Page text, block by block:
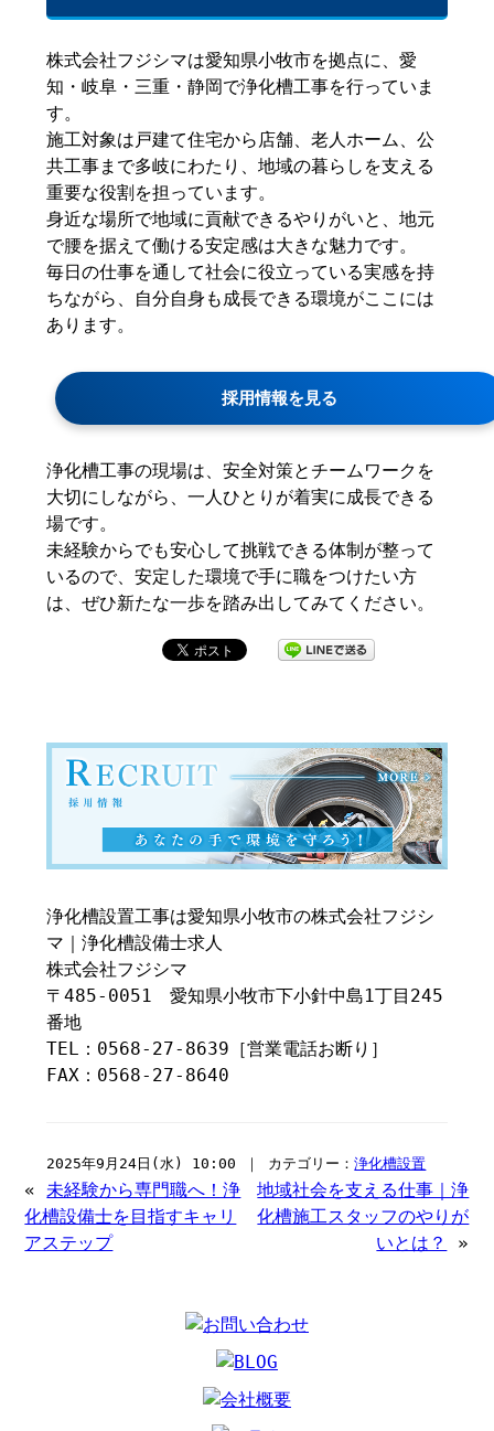
株式会社フジシマは愛知県小牧市を拠点に、愛
知・岐阜・三重・静岡で浄化槽工事を行っていま
す。
施工対象は戸建て住宅から店舗、老人ホーム、公
共工事まで多岐にわたり、地域の暮らしを支える
重要な役割を担っています。
身近な場所で地域に貢献できるやりがいと、地元
で腰を据えて働ける安定感は大きな魅力です。
毎日の仕事を通して社会に役立っている実感を持
ちながら、自分自身も成長できる環境がここには
あります。
採用情報を見る
浄化槽工事の現場は、安全対策とチームワークを
大切にしながら、一人ひとりが着実に成長できる
場です。
未経験からでも安心して挑戦できる体制が整って
いるので、安定した環境で手に職をつけたい方
は、ぜひ新たな一歩を踏み出してみてください。
浄化槽設置工事は愛知県小牧市の株式会社フジシ
マ｜浄化槽設備士求人
株式会社フジシマ
〒485-0051 愛知県小牧市下小針中島1丁目245
番地
TEL：0568-27-8639［営業電話お断り］
FAX：0568-27-8640
2025年9月24日(水) 10:00 ｜ カテゴリー：浄化槽設置
«未経験から専門職へ！浄
化槽設備士を目指すキャリ
アステップ
地域社会を支える仕事｜浄
化槽施工スタッフのやりが
いとは？
»